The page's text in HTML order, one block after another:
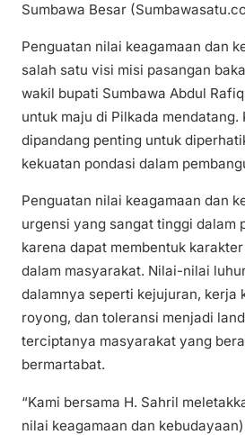
Sumbawa Besar
Penguatan nilai keagamaan dan
salah satu visi misi pasangan
wakil bupati Sumbawa Abdul
untuk maju di Pilkada mendatang.
dipandang penting untuk
kekuatan pondasi dalam
Penguatan nilai keagamaan dan
urgensi yang sangat tinggi dalam
karena dapat membentuk
dalam masyarakat. Nilai-nilai
dalamnya seperti kejujuran, kerja
royong, dan toleransi menjadi
terciptanya masyarakat yang
bermartabat.
“Kami bersama H. Sahril
nilai keagamaan dan